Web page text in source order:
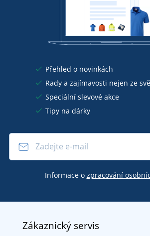
Přehled o novinkách
Rady a zajímavosti nejen ze
Speciální slevové akce
Tipy na dárky
Informace o zpracování
Zákaznický servis